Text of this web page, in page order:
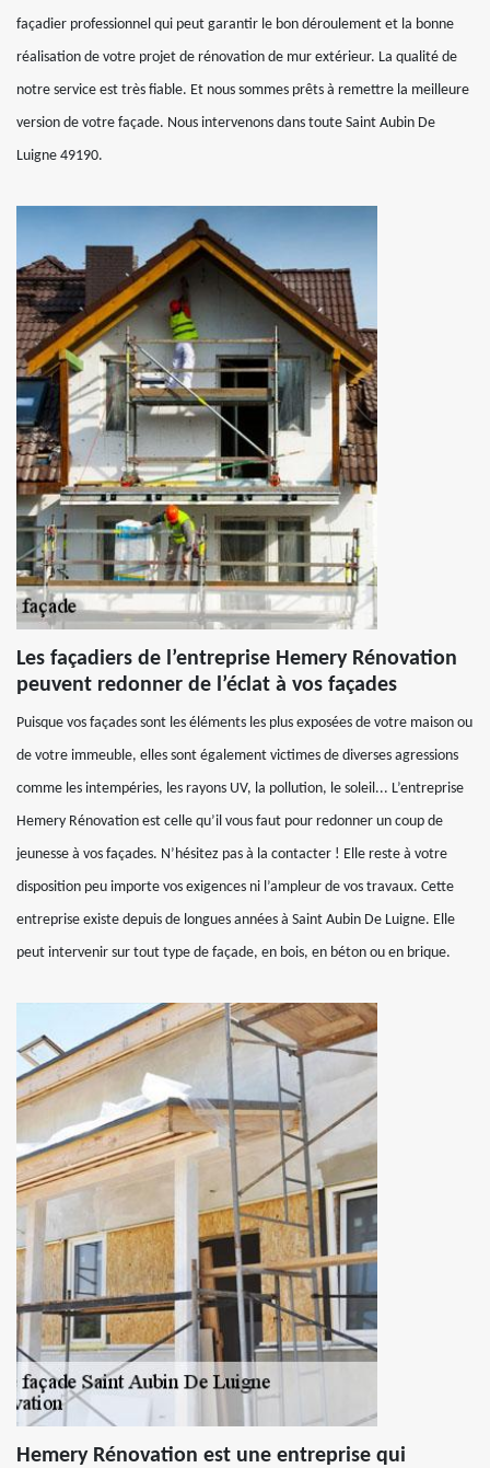
façadier professionnel qui peut garantir le bon déroulement et la bonne
réalisation de votre projet de rénovation de mur extérieur. La qualité de
notre service est très fiable. Et nous sommes prêts à remettre la meilleure
version de votre façade. Nous intervenons dans toute Saint Aubin De
Luigne 49190.
Les façadiers de l’entreprise Hemery Rénovation
peuvent redonner de l’éclat à vos façades
Puisque vos façades sont les éléments les plus exposées de votre maison ou
de votre immeuble, elles sont également victimes de diverses agressions
comme les intempéries, les rayons UV, la pollution, le soleil... L’entreprise
Hemery Rénovation est celle qu’il vous faut pour redonner un coup de
jeunesse à vos façades. N’hésitez pas à la contacter ! Elle reste à votre
disposition peu importe vos exigences ni l’ampleur de vos travaux. Cette
entreprise existe depuis de longues années à Saint Aubin De Luigne. Elle
peut intervenir sur tout type de façade, en bois, en béton ou en brique.
Hemery Rénovation est une entreprise qui